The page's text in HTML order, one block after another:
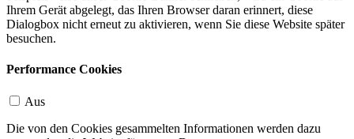
Ihrem Gerät abgelegt, das Ihren Browser daran erinnert, diese
Dialogbox nicht erneut zu aktivieren, wenn Sie diese Website später
besuchen.
Performance Cookies
Aus
Die von den Cookies gesammelten Informationen werden dazu